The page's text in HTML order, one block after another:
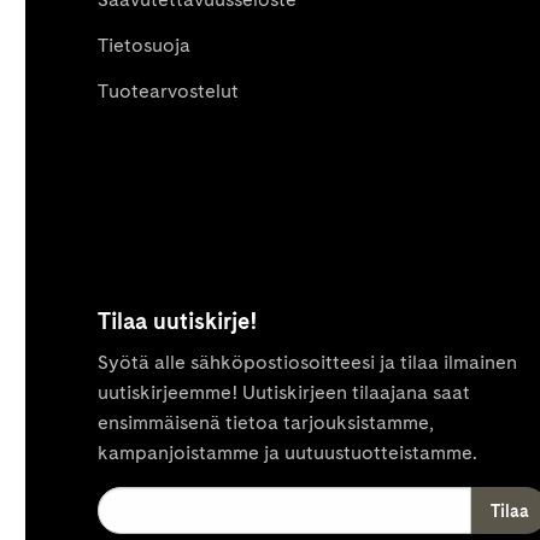
Tietosuoja
Tuotearvostelut
Tilaa uutiskirje!
Syötä alle sähköpostiosoitteesi ja tilaa ilmainen
uutiskirjeemme! Uutiskirjeen tilaajana saat
ensimmäisenä tietoa tarjouksistamme,
kampanjoistamme ja uutuustuotteistamme.